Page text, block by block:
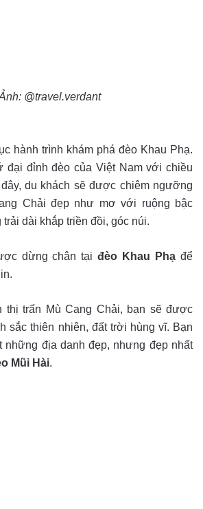
@travel.verdant
hành trình khám phá đèo Khau Phạ.
đại đỉnh đèo của Việt Nam với chiều
du khách sẽ được chiêm ngưỡng
Chải đẹp như mơ với ruộng bậc
dài khắp triền đồi, góc núi.
dừng chân tạiđèo Khau Phạ để
thị trấn Mù Cang Chải, bạn sẽ được
sắc thiên nhiên, đất trời hùng vĩ. Bạn
những địa danh đẹp, nhưng đẹp nhất
Mũi Hài.